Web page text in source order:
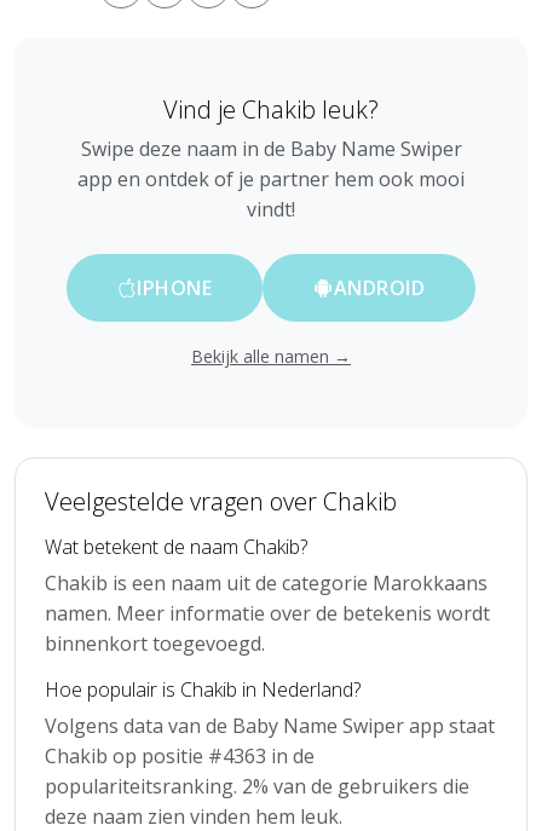
Vind je Chakib leuk?
Swipe deze naam in de Baby Name Swiper
app en ontdek of je partner hem ook mooi
vindt!
IPHONE ANDROID
Bekijk alle namen →
Veelgestelde vragen over Chakib
Wat betekent de naam Chakib?
Chakib is een naam uit de categorie Marokkaans
namen. Meer informatie over de betekenis wordt
binnenkort toegevoegd.
Hoe populair is Chakib in Nederland?
Volgens data van de Baby Name Swiper app staat
Chakib op positie #4363 in de
populariteitsranking. 2% van de gebruikers die
deze naam zien vinden hem leuk.